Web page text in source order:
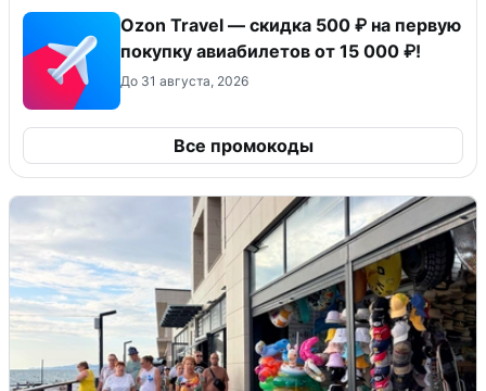
Ozon Travel — скидка 500 ₽ на первую
покупку авиабилетов от 15 000 ₽!
До 31 августа, 2026
Все промокоды